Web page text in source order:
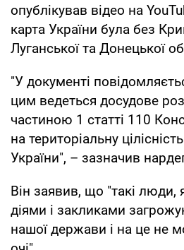
опублікував відео на
карта України була без
Луганської та Донецької
"У документі
цим ведеться досудове
частиною 1 статті 110
на територіальну
України", – зазначив
Він заявив, що "такі люди,
діями і закликами
нашої держави і на це не